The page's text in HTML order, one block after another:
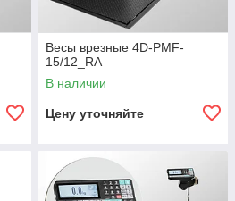
эксплуатация. Такое
платформы при небольшой
поддерживает несколько
этикетки и имеет большую
штрихкодов.
бухгалтерских программ.
Весы врезные 4D-PMF-
15/12_RA
В наличии
Цену уточняйте